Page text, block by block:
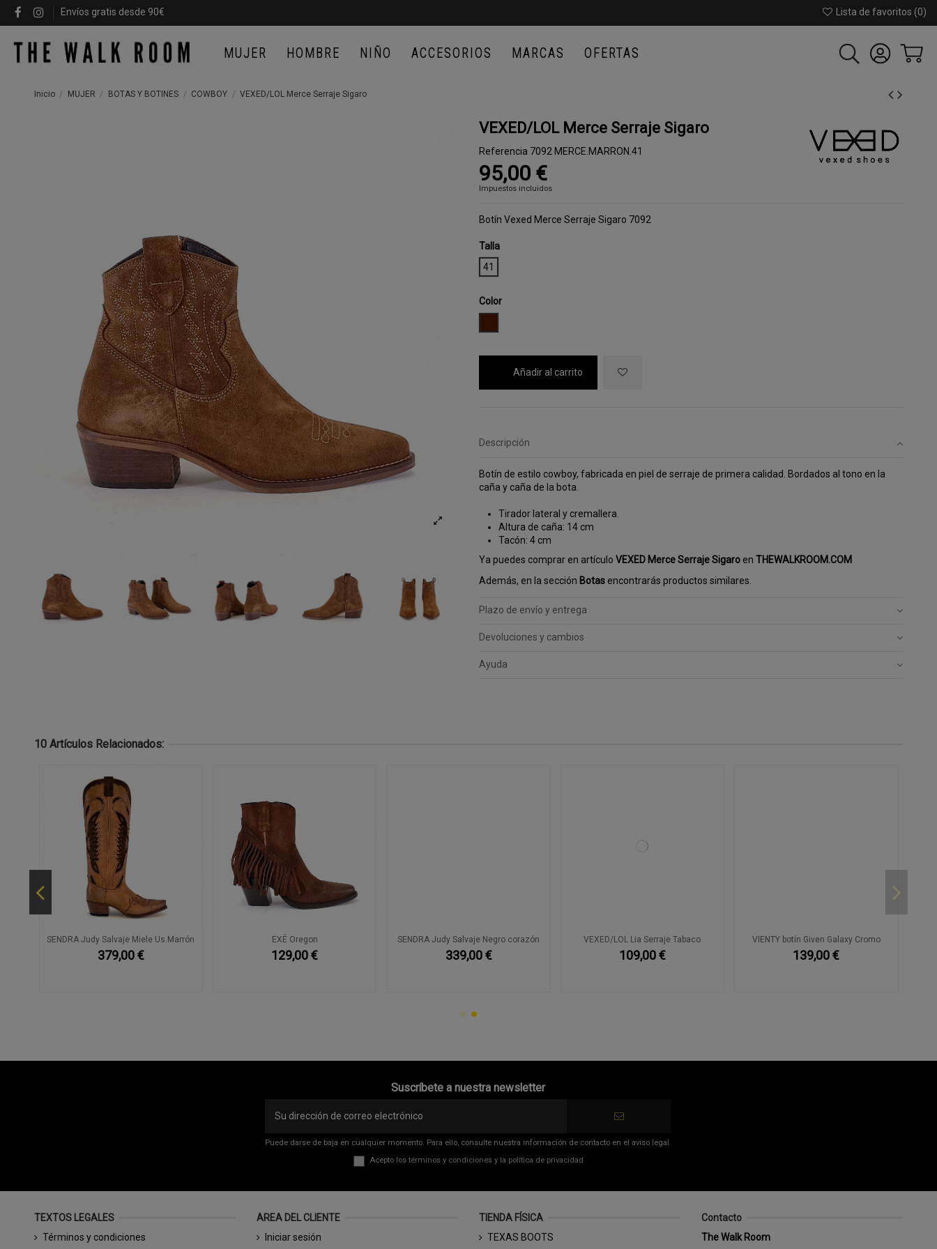
Envíos gratis desde 90€ Lista de favoritos (0)
MUJER HOMBRE NIÑO ACCESORIOS MARCAS OFERTAS
Inicio MUJER BOTAS Y BOTINES COWBOY VEXED/LOL Merce Serraje Sigaro
VEXED/LOL Merce Serraje Sigaro
Referencia 7092 MERCE.MARRON.41
95,00 €
Impuestos incluidos
Botín Vexed Merce Serraje Sigaro 7092
Talla
41
Color
Añadir al carrito
Descripción
Botín de estilo cowboy, fabricada en piel de serraje de primera calidad. Bordados al tono en la
caña y caña de la bota.
Tirador lateral y cremallera.
Altura de caña: 14 cm
Tacón: 4 cm
Ya puedes comprar en artículo VEXED Merce Serraje Sigaro en THEWALKROOM.COM
Además, en la sección Botasencontrarás productos similares.
Plazo de envío y entrega
Devoluciones y cambios
Ayuda
10 Artículos Relacionados:
SENDRA Judy Salvaje Miele Us.Marrón
379,00 €
EXÉ Oregon
129,00 €
SENDRA Judy Salvaje Negro corazón
339,00 €
VEXED/LOL Lia Serraje Tabaco
109,00 €
VIENTY botín Given Galaxy Cromo
139,00 €
Suscríbete a nuestra newsletter
Puede darse de baja en cualquier momento. Para ello, consulte nuestra información de contacto en el aviso legal.
Acepto los términos y condicionesy la política de privacidad
TEXTOS LEGALES
Términos y condiciones
AREA DEL CLIENTE
Iniciar sesión
TIENDA FÍSICA
TEXAS BOOTS
Contacto
The Walk Room